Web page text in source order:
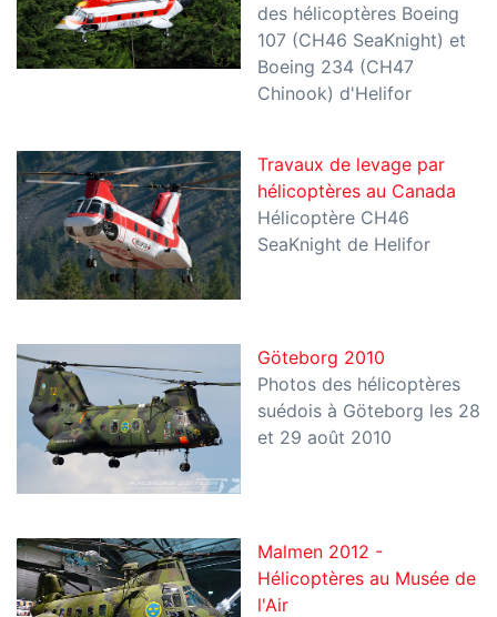
des hélicoptères Boeing
107 (CH46 SeaKnight) et
Boeing 234 (CH47
Chinook) d'Helifor
Travaux de levage par
hélicoptères au Canada
Hélicoptère CH46
SeaKnight de Helifor
Göteborg 2010
Photos des hélicoptères
suédois à Göteborg les 28
et 29 août 2010
Malmen 2012 -
Hélicoptères au Musée de
l'Air